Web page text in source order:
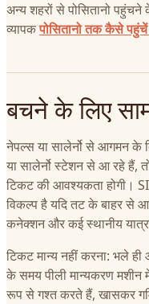
अन्य शहरों से पोसितानो पहुंचने
व्यापकपोसितानो तक कैसे पहुंचें
बचने के लिए
नेपल्स या सालेर्नो से आगमन के
या सालेर्नो स्टेशन से आ रहे हैं,
टिकट की आवश्यकता होगी।
विकल्प है यदि तट के बाहर से
कनेक्शन और कई स्थानीय
टिकट मान्य नहीं करना: भले ही
के समय पीली मान्यकरण मशीन
रूप से गश्त करते हैं, खासकर